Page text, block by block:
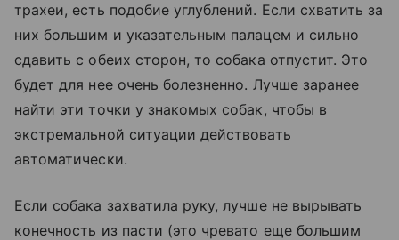
трахеи, есть подобие углублений. Если схватить за
них большим и указательным палацем и сильно
сдавить с обеих сторон, то собака отпустит. Это
будет для нее очень болезненно. Лучше заранее
найти эти точки у знакомых собак, чтобы в
экстремальной ситуации действовать
автоматически.
Если собака захватила руку, лучше не вырывать
конечность из пасти (это чревато еще большим